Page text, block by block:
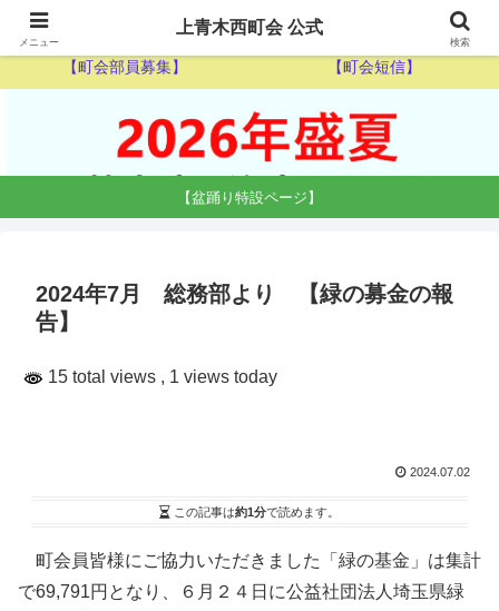
【ゴミ収集カレンダー】 【休日当番医】
【町会部員募集】 【町会短信】
【盆踊り特設ページ】
2024年7月 総務部より 【緑の募金の報
告】
15 total views , 1 views today
2024.07.02
この記事は約1分で読めます。
町会員皆様にご協力いただきました「緑の基金」は集計
で69,791円となり、６月２４日に公益社団法人埼玉県緑
メニュー
上青木西町会 公式
検索